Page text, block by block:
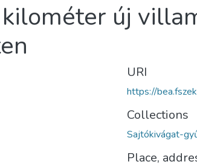
új
URI
https://
Collections
Sajtókivágat-
Place,